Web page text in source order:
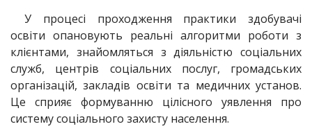
У процесі проходження практики здобувачі
освіти опановують реальні алгоритми роботи з
клієнтами, знайомляться з діяльністю соціальних
служб, центрів соціальних послуг, громадських
організацій, закладів освіти та медичних установ.
Це сприяє формуванню цілісного уявлення про
систему соціального захисту населення.